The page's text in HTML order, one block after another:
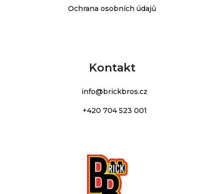
Ochrana osobních údajů
Kontakt
info@brickbros.cz
+420 704 523 001